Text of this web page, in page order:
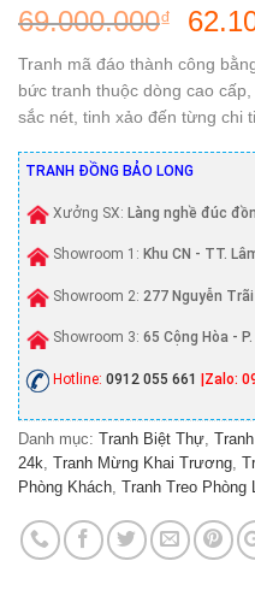
69.000.000₫
Tranh mã đáo thành công
bức tranh thuộc dòng cao
sắc nét, tinh xảo đến từng chi
TRANH ĐỒNG BẢO LONG
Xưởng SX: Làng nghề đúc
Showroom 1: Khu CN - TT.
Showroom 2: 277 Nguyễn
Showroom 3: 65 Cộng Hòa -
Hotline: 0912 055 661 |Zalo:
Danh mục: Tranh Biệt Thự
24k Tranh Mừng Khai Trương
Phòng Khách Tranh Treo Phòng